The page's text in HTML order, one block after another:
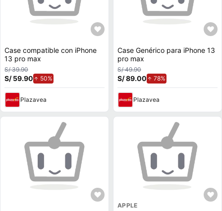
Case compatible con iPhone
13 pro max
S/ 39.90
S/ 59.90 50%
Plazavea
Case Genérico para iPhone 13
pro max
S/ 49.90
S/ 89.00 78%
Plazavea
APPLE